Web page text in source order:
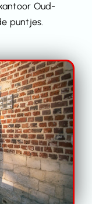
Oud-
puntjes.